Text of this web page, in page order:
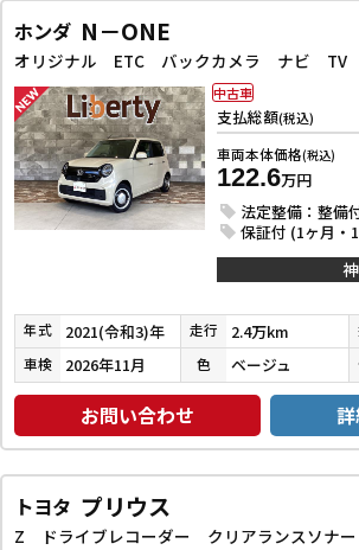
ホンダ N－ONE
支払総額(税込)
車両本体価格(税込)
122.6万円
法定整備：整備
保証付 (1ヶ月・
中古車
年式 2021(令和3)年 走行 2.4万km
車検 2026年11月 色 ベージュ
お問い合わせ
トヨタ プリウス